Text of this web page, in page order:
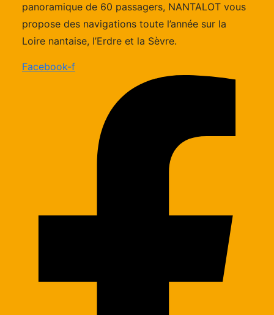
panoramique de 60 passagers, NANTALOT vous
propose des navigations toute l’année sur la
Loire nantaise, l’Erdre et la Sèvre.
Facebook-f